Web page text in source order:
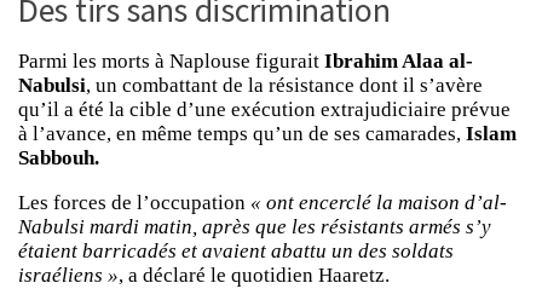
Des tirs sans discrimination
Parmi les morts à Naplouse figurait Ibrahim Alaa al-
Nabulsi, un combattant de la résistance dont il s’avère
qu’il a été la cible d’une exécution extrajudiciaire prévue
à l’avance, en même temps qu’un de ses camarades, Islam
Sabbouh.
Les forces de l’occupation « ont encerclé la maison d’al-
Nabulsi mardi matin, après que les résistants armés s’y
étaient barricadés et avaient abattu un des soldats
israéliens », a déclaré le quotidien Haaretz.